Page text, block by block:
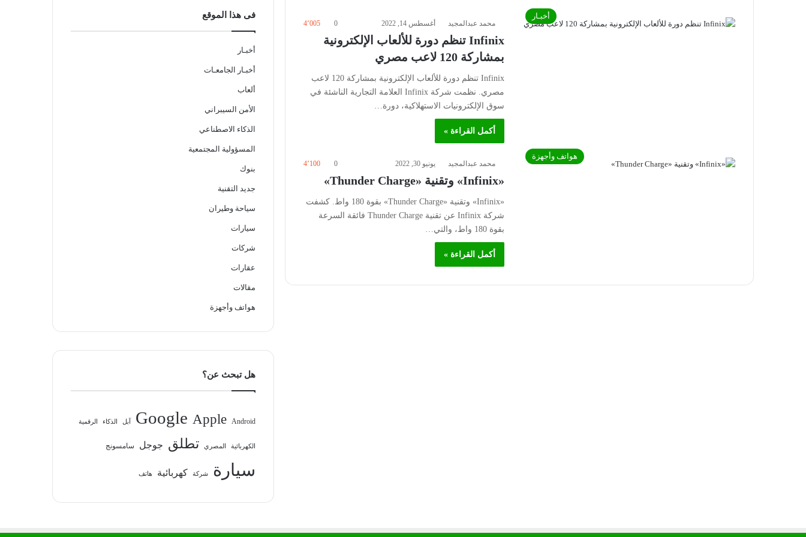
أخبـار
محمد عبدالمجيد أغسطس 14, 2022 0 4٬005
Infinix تنظم دورة للألعاب الإلكترونية
بمشاركة 120 لاعب مصري
Infinix تنظم دورة للألعاب الإلكترونية بمشاركة 120 لاعب
مصري. نظمت شركة Infinix العلامة التجارية الناشئة في
سوق الإلكترونيات الاستهلاكية، دورة…
أكمل القراءة »
هواتف وأجهزة
محمد عبدالمجيد يونيو 30, 2022 0 4٬100
«Infinix» وتقنية «Thunder Charge»
«Infinix» وتقنية «Thunder Charge» بقوة 180 واط. كشفت
شركة Infinix عن تقنية Thunder Charge فائقة السرعة
بقوة 180 واط، والتي…
أكمل القراءة »
فى هذا الموقع
أخبـار
أخبـار الجامعـات
ألعاب
الأمن السيبراني
الذكاء الاصطناعي
المسؤولية المجتمعية
بنوك
جديد التقنية
سياحة وطيران
سيارات
شركات
عقارات
مقالات
هواتف وأجهزة
هل تبحث عن؟
Android
Apple
Google آبل الذكاء الرقمية
الكهربائية المصري تطلق جوجل سامسونج
سيارة شركة كهربائية هاتف